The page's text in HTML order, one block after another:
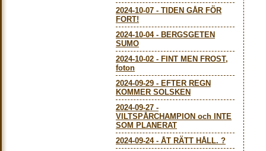
2024-10-07 - TIDEN GÅR FÖR
FORT!
2024-10-04- BERGSGETEN
SUMO
2024-10-02 - FINT MEN FROST,
foton
2024-09-29 - EFTER REGN
KOMMER SOLSKEN
2024-09-27 -
VILTSPÅRCHAMPION och INTE
SOM PLANERAT
2024-09-24- ÅT RÄTT HÅLL. ?